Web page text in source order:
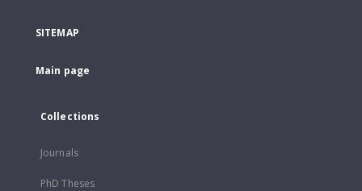
SITEMAP
Main page
Collections
Journals
PhD Theses